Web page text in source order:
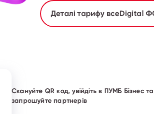
Деталі тарифу всеDigital
Скануйте QR код, увійдіть в ПУМБ Бізнес та
запрошуйте партнерів